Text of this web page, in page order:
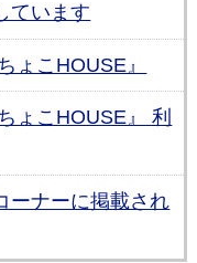
ています
ょこHOUSE』
ょこHOUSE』 利
ーナーに掲載され